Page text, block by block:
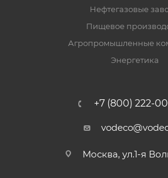
Нефтегазовые
Пищевое
Агропромышленные
Энергетика
+7 (800) 222-
Москва, ул.1-я